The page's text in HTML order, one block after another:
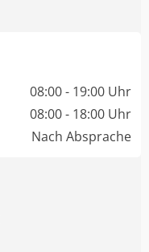
08:00 - 19:00 Uhr
08:00 - 18:00 Uhr
Nach Absprache